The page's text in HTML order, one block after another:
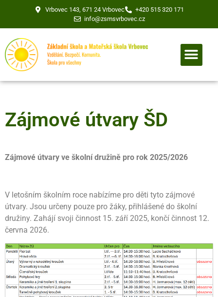
Vrbovec 143, 671 24 Vrbovec
+420 515 320 171
info@zsmsvrbovec.cz
Zájmové útvary ŠD
Zájmové útvary ve školní družině pro rok 2025/2026
V letošním školním roce nabízíme pro děti tyto zájmové
útvary. Jsou určeny pouze pro žáky, přihlášené do školní
družiny. Zahájí svoji činnost 15. září 2025, končí činnost 12.
června 2026.